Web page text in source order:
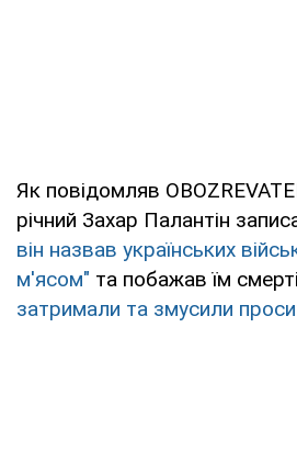
Як повідомляв
річний Захар Палантін
він назвав українських
м'ясом" та побажав їм
затримали та змусили